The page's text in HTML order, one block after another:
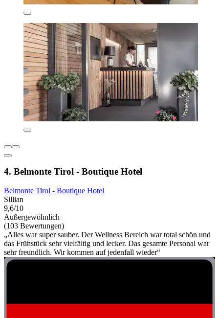
4. Belmonte Tirol - Boutique Hotel
Belmonte Tirol - Boutique Hotel
Sillian
9,6/10
Außergewöhnlich
(103 Bewertungen)
„Alles war super sauber. Der Wellness Bereich war total schön und
das Frühstück sehr vielfältig und lecker. Das gesamte Personal war
sehr freundlich. Wir kommen auf jedenfall wieder“